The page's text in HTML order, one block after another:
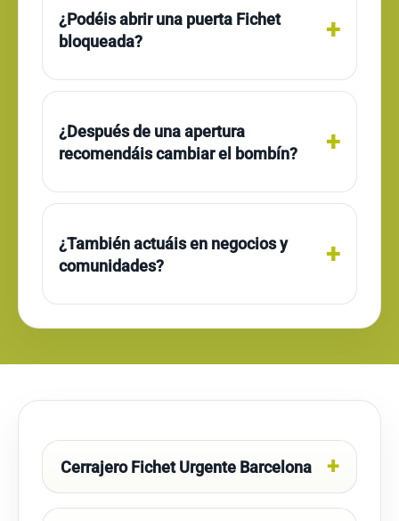
¿Podéis abrir una puerta Fichet
bloqueada?
¿Después de una apertura
recomendáis cambiar el bombín?
¿También actuáis en negocios y
comunidades?
Cerrajero Fichet Urgente Barcelona